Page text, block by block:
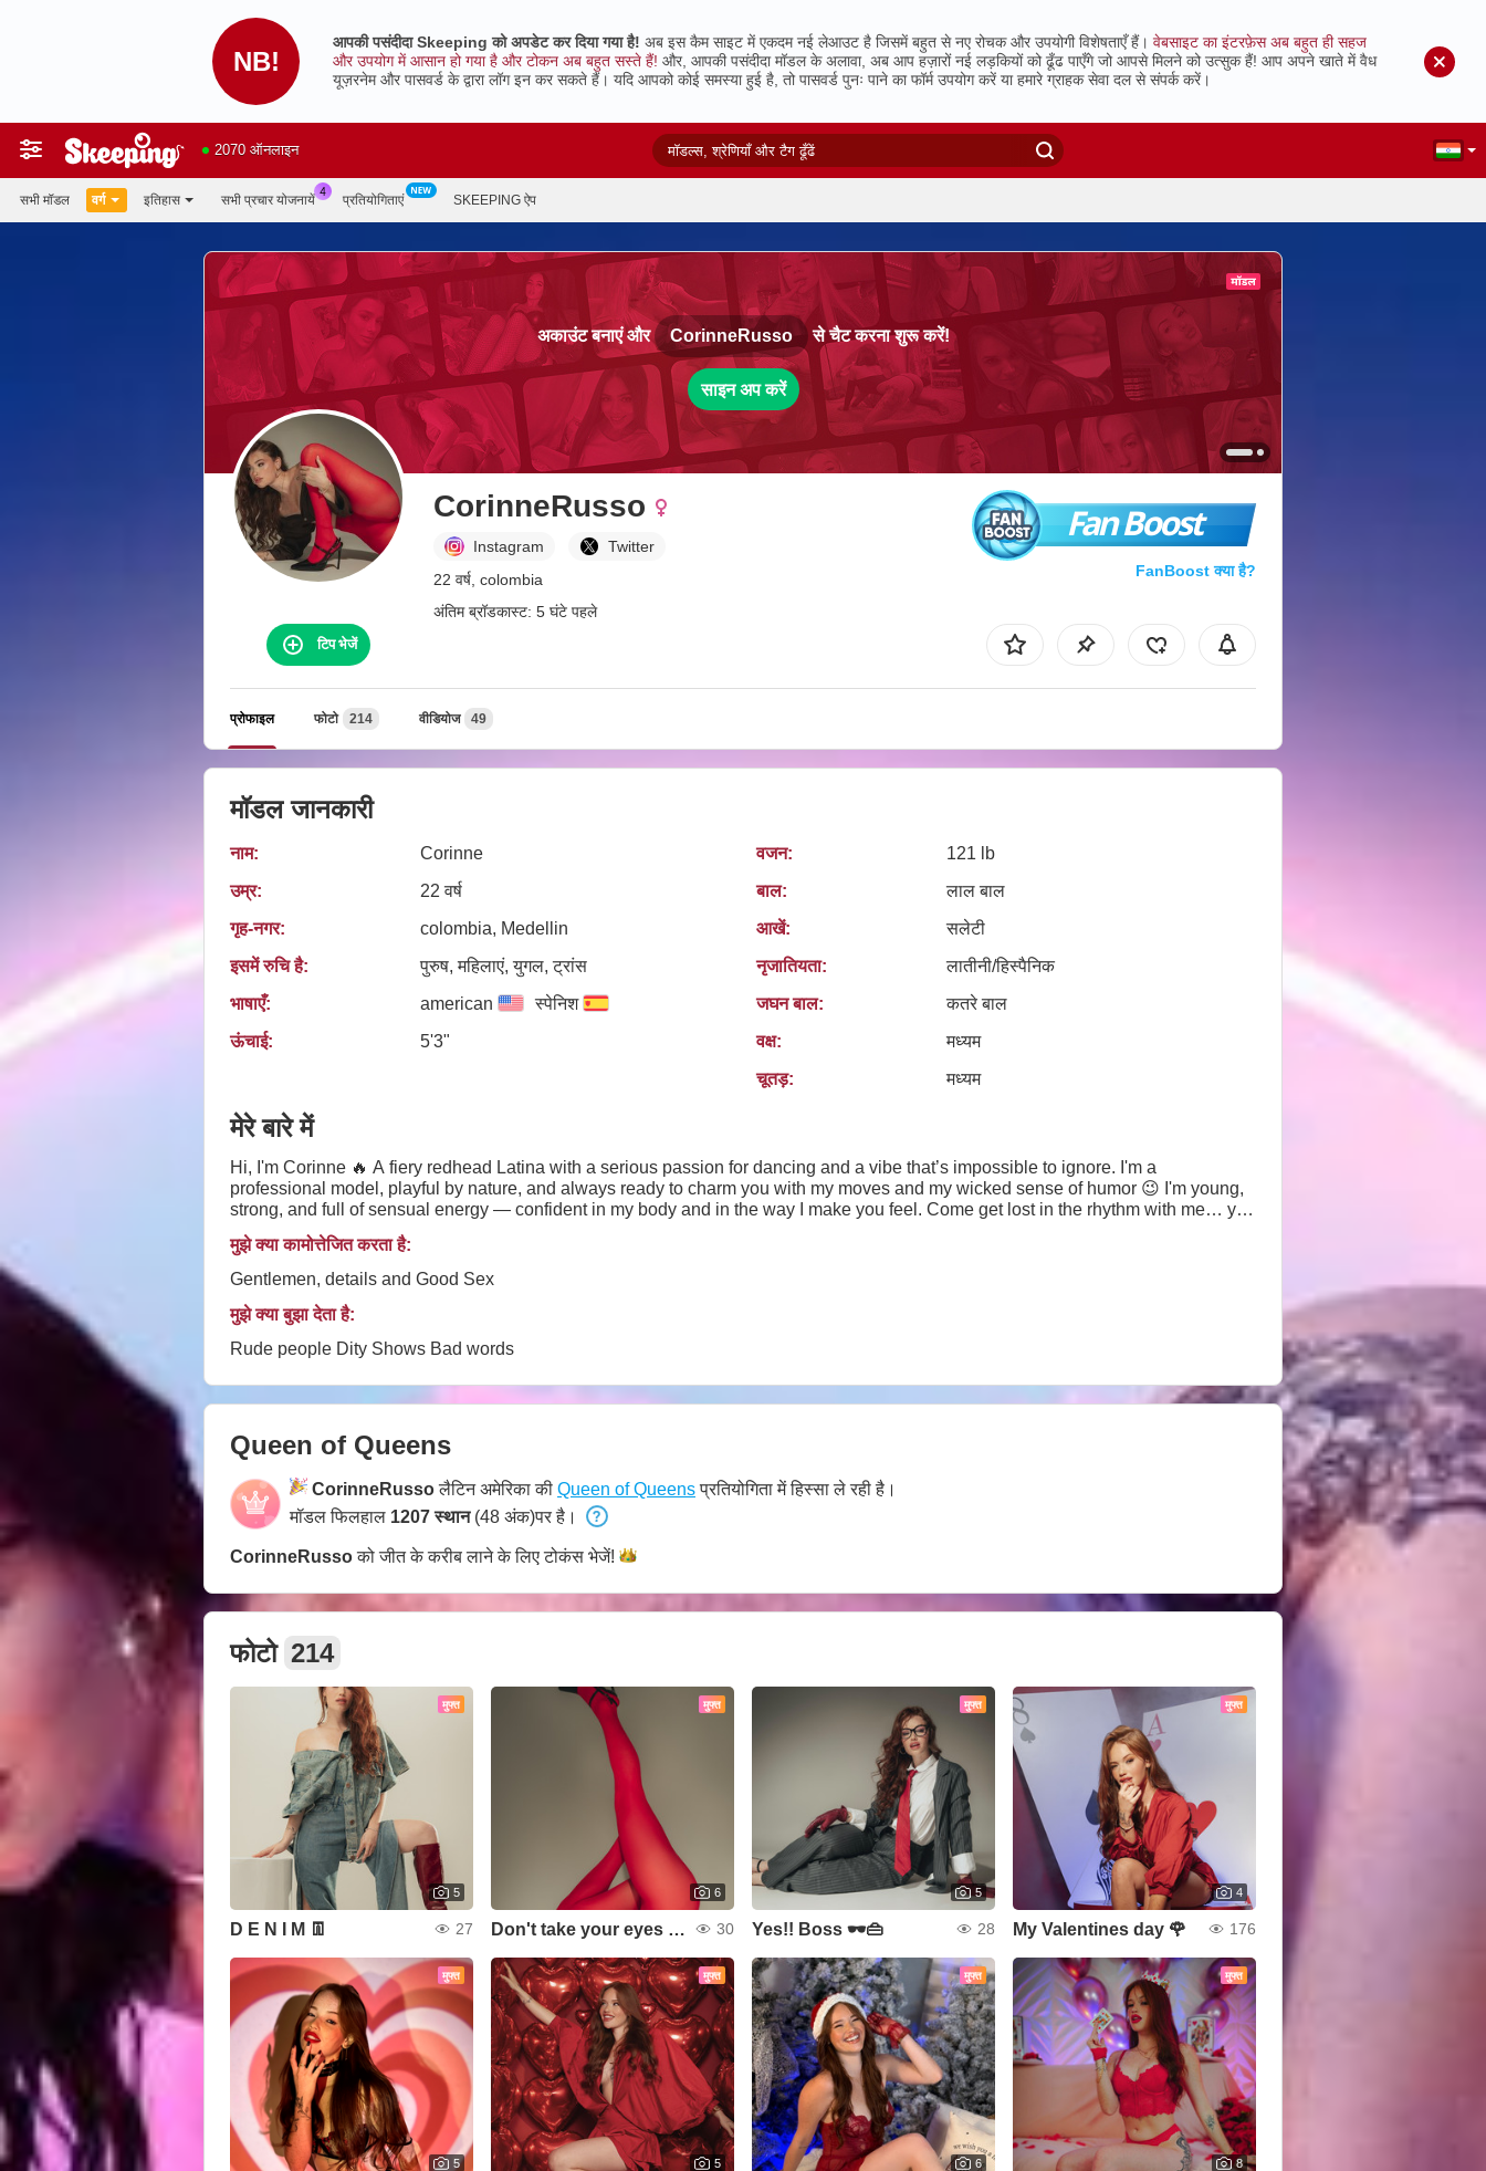
NB!
आपकी पसंदीदा Skeeping को अपडेट कर दिया गया है! अब इस कैम साइट में एकदम नई लेआउट है जिसमें बहुत से नए रोचक और उपयोगी विशेषताएँ हैं। वेबसाइट का इंटरफ़ेस अब बहुत ही सहज
और उपयोग में आसान हो गया है और टोकन अब बहुत सस्ते हैं! और, आपकी पसंदीदा मॉडल के अलावा, अब आप हज़ारों नई लड़कियों को ढूँढ पाएँगे जो आपसे मिलने को उत्सुक हैं! आप अपने खाते में वैध
यूज़रनेम और पासवर्ड के द्वारा लॉग इन कर सकते हैं। यदि आपको कोई समस्या हुई है, तो पासवर्ड पुनः पाने का फॉर्म उपयोग करें या हमारे ग्राहक सेवा दल से संपर्क करें।
2070 ऑनलाइन
सभी मॉडल वर्ग इतिहास सभी प्रचार योजनायें प्रतियोगिताएं SKEEPING ऐप
अकाउंट बनाएं और CorinneRusso से चैट करना शुरू करें!
साइन अप करें
CorinneRusso
Instagram
Twitter
22 वर्ष, colombia
अंतिम ब्रॉडकास्ट: 5 घंटे पहले
Fan Boost
FanBoost क्या है?
टिप भेजें
प्रोफाइल फोटो 214 वीडियोज 49
मॉडल जानकारी
नाम:
Corinne
उम्र:
22 वर्ष
गृह‑नगर:
colombia, Medellin
इसमें रुचि है:
पुरुष, महिलाएं, युगल, ट्रांस
भाषाएँ:
american स्पेनिश
ऊंचाई: 5'3"
वजन:
121 lb
बाल:
लाल बाल
आखें:
सलेटी
नृजातियता:
लातीनी/हिस्पैनिक
जघन बाल:
कतरे बाल
वक्ष:
मध्यम
चूतड़:
मध्यम
मेरे बारे में
Hi, I'm Corinne 🔥 A fiery redhead Latina with a serious passion for dancing and a vibe that’s impossible to ignore. I'm a
professional model, playful by nature, and always ready to charm you with my moves and my wicked sense of humor 😉 I'm young,
strong, and full of sensual energy — confident in my body and in the way I make you feel. Come get lost in the rhythm with me… you
won’t want to leave 💃💋
मुझे क्या कामोत्तेजित करता है:
Gentlemen, details and Good Sex
मुझे क्या बुझा देता है:
Rude people Dity Shows Bad words
Queen of Queens
CorinneRussoलैटिन अमेरिका की Queen of Queensप्रतियोगिता में हिस्सा ले रही है।
मॉडल फिलहाल 1207 स्थान(48 अंक)पर है।
CorinneRussoको जीत के करीब लाने के लिए टोकंस भेजें!
फोटो 214
मुफ्त
5
D E N I M 👖 27
मुफ्त
6
Don't take your eyes off me 🧨 30
मुफ्त
5
Yes!! Boss 🕶👜 28
मुफ्त
4
My Valentines day 🌹 176
मुफ्त
5
मुफ्त
5
मुफ्त
6
मुफ्त
8